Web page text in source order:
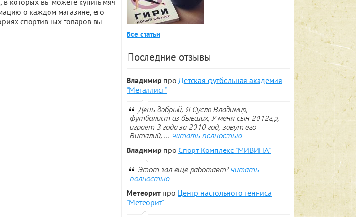
в которых вы можете купить мяч
о каждом магазине, его
спортивных товаров вы
Все статьи
Последние отзывы
Владимир про Детская футбольная академия
"Металлист"
День добрый, Я Сусло Владимир,
футболист из бывших, У меня сын 2012г,р,
играет 3 года за 2010 год, зовут его
Виталий, ... читать полностью
Владимир про Спорт Комплекс "МИВИНА"
Этот зал ещё работает? читать
полностью
Метеорит про Центр настольного тенниса
"Метеорит"